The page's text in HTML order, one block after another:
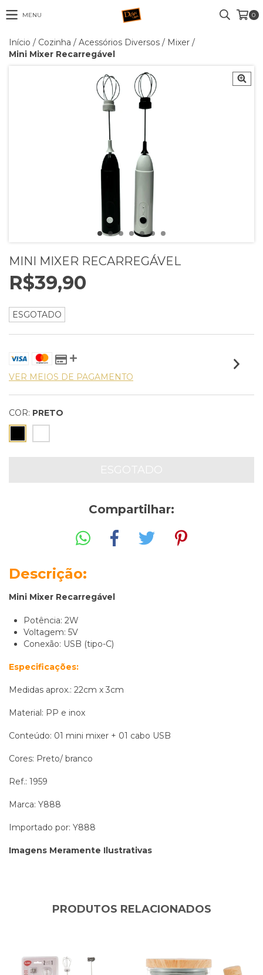
MENU 0
Início / Cozinha / Acessórios Diversos / Mixer /
Mini Mixer Recarregável
MINI MIXER RECARREGÁVEL
R$39,90
ESGOTADO
VER MEIOS DE PAGAMENTO
COR: PRETO
Compartilhar:
Descrição:
Mini Mixer Recarregável
Potência: 2W
Voltagem: 5V
Conexão: USB (tipo-C)
Especificações:
Medidas aprox.: 22cm x 3cm
Material: PP e inox
Conteúdo: 01 mini mixer + 01 cabo USB
Cores: Preto/ branco
Ref.: 1959
Marca: Y888
Importado por: Y888
Imagens Meramente Ilustrativas
PRODUTOS RELACIONADOS